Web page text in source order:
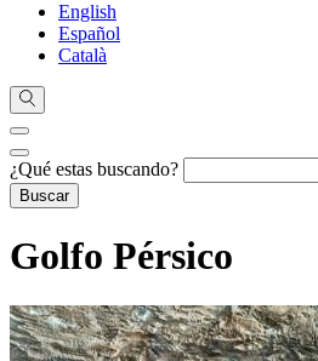
English
Español
Català
¿Qué estas buscando?
Golfo Pérsico